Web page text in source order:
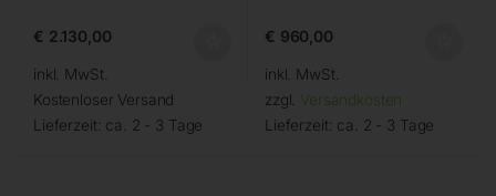
€ 2.130,00
inkl. MwSt.
Kostenloser Versand
Lieferzeit: ca. 2 - 3 Tage
€ 960,00
inkl. MwSt.
zzgl. Versandkosten
Lieferzeit: ca. 2 - 3 Tage